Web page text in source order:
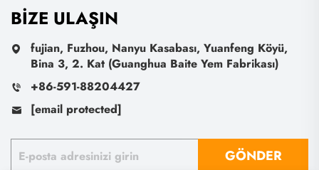
BIZE ULAŞIN
fujian, Fuzhou, Nanyu Kasabası, Yuanfeng Köyü,
Bina 3, 2. Kat (Guanghua Baite Yem Fabrikası)
+86-591-88204427
[email protected]
GÖNDER